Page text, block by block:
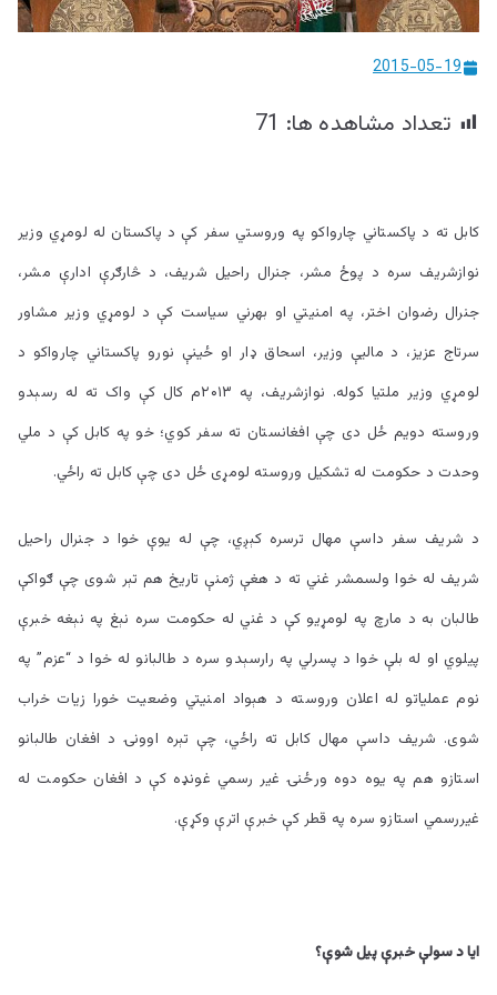
ییزو څېړنو
2015-05-19
تعداد مشاهده ها: 71
کابل ته د پاکستاني چارواکو په وروستي سفر کې د پاکستان له لومړي وزیر
نوازشریف سره د پوځ مشر، جنرال راحیل شریف، د څارګرې ادارې مشر،
جنرال رضوان اختر، په امنیتي او بهرني سیاست کې د لومړي وزیر مشاور
سرتاج عزیز، د ماليې وزیر، اسحاق ډار او ځینې نورو پاکستاني چارواکو د
لومړي وزیر ملتیا کوله. نوازشریف، په ۲۰۱۳م کال کې واک ته له رسېدو
وروسته دویم ځل دی چې افغانستان ته سفر کوي؛ خو په کابل کې د ملي
وحدت د حکومت له تشکیل وروسته لومړی ځل دی چې کابل ته راځي.
د شریف سفر داسې مهال ترسره کېږي، چې له یوې خوا د جنرال راحیل
شریف له خوا ولسمشر غني ته د هغې ژمنې تاریخ هم تېر شوی چې ګواکې
طالبان به د مارچ په لومړیو کې د غني له حکومت سره نېغ په نېغه خبرې
پيلوي او له بلې خوا د پسرلي په رارسېدو سره د طالبانو له خوا د “عزم” په
نوم عملیاتو له اعلان وروسته د هېواد امنيتي وضعيت خورا زيات خراب
شوی. شریف داسې مهال کابل ته راځي، چې تېره اوونۍ د افغان طالبانو
استازو هم په یوه دوه ورځنۍ غیر رسمي غونډه کې د افغان حکومت له
غیررسمي استازو سره په قطر کې خبرې اترې وکړې.
ایا د سولې خبرې پیل شوې؟